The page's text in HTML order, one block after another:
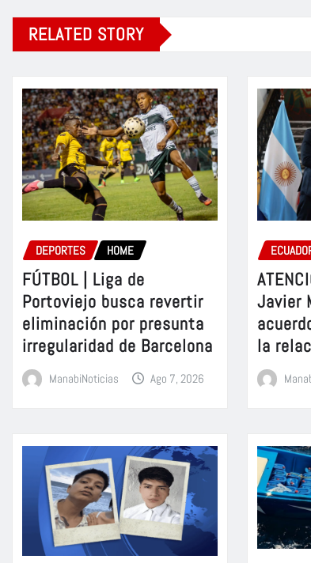
RELATED STORY
DEPORTES HOME
FÚTBOL | Liga de
Portoviejo busca revertir
eliminación por presunta
irregularidad de Barcelona
ManabiNoticias Ago 7, 2026
Javier
la